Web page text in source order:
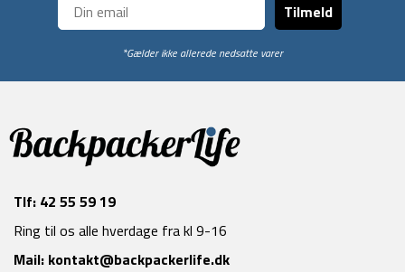
Tilmeld
*Gælder ikke allerede nedsatte varer
Tlf: 42 55 59 19
Ring til os alle hverdage fra kl 9-16
Mail: kontakt@backpackerlife.dk